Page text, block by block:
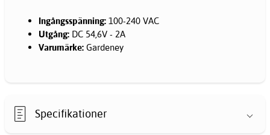
Ingångsspänning: 100-240 VAC
Utgång: DC 54,6V - 2A
Varumärke: Gardeney
Specifikationer